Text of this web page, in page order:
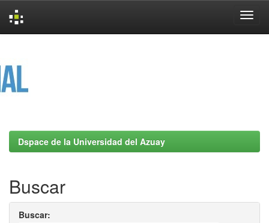
Dspace de la Universidad del Azuay
Buscar
Buscar: